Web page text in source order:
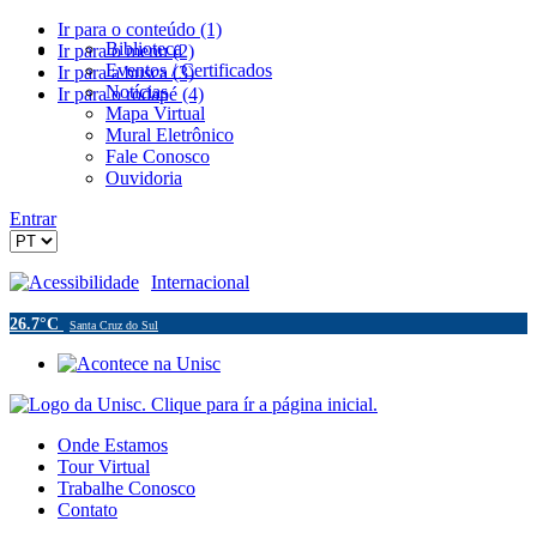
Ir para o conteúdo (1)
Ir para o menu (2)
Ir para a busca (3)
Ir para o rodapé (4)
Biblioteca
Eventos / Certificados
Notícias
Mapa Virtual
Mural Eletrônico
Fale Conosco
Ouvidoria
Entrar
Acessibilidade Internacional
26.7°C Santa Cruz do Sul
Onde Estamos
Tour Virtual
Trabalhe Conosco
Contato